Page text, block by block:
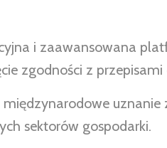
i zaawansowana
zgodności z
międzynarodowe
sektorów gospodarki.